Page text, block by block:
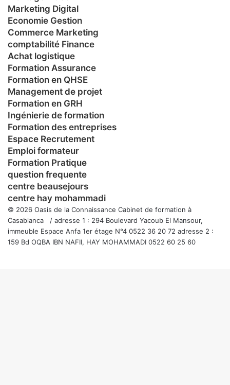
Marketing Digital
Economie Gestion
Commerce Marketing
comptabilité Finance
Achat logistique
Formation Assurance
Formation en QHSE
Management de projet
Formation en GRH
Ingénierie de formation
Formation des entreprises
Espace Recrutement
Emploi formateur
Formation Pratique
question frequente
centre beausejours
centre hay mohammadi
© 2026 Oasis de la Connaissance Cabinet de formation à
Casablanca / adresse 1 : 294 Boulevard Yacoub El Mansour,
immeuble Espace Anfa 1er étage N°4 0522 36 20 72 adresse 2 :
159 Bd OQBA IBN NAFII, HAY MOHAMMADI 0522 60 25 60